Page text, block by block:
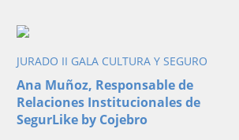
JURADO II GALA CULTURA Y SEGURO
Ana Muñoz, Responsable de
Relaciones Institucionales de
SegurLike by Cojebro